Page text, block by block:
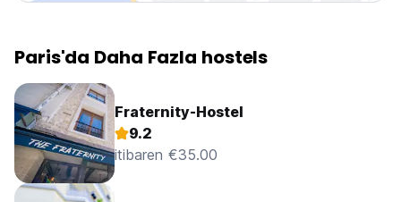
Paris'da Daha Fazla hostels
Fraternity-Hostel
9.2
itibaren €35.00